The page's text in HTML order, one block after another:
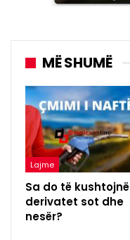
MË SHUMË
Lajme
Sa do të kushtojnë
derivatet sot dhe
nesër?